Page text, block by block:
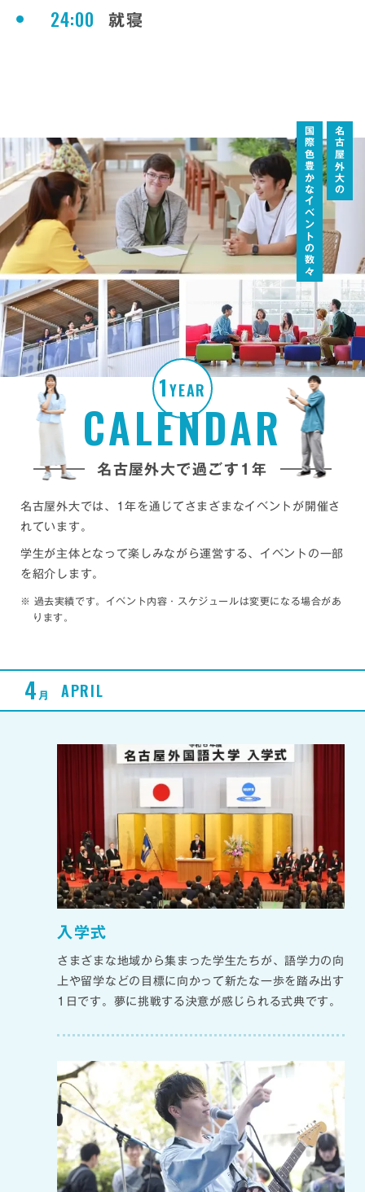
24:00 就寝
名古屋外大の
国際色豊かなイベントの数々
1 YEAR
CALENDAR
名古屋外大で過ごす1年
名古屋外大では、1年を通じてさまざまなイベントが開催さ
れています。
学生が主体となって楽しみながら運営する、イベントの一部
を紹介します。
※ 過去実績です。イベント内容・スケジュールは変更になる場合があ
ります。
4 月 APRIL
入学式
さまざまな地域から集まった学生たちが、語学力の向
上や留学などの目標に向かって新たな一歩を踏み出す
1日です。夢に挑戦する決意が感じられる式典です。